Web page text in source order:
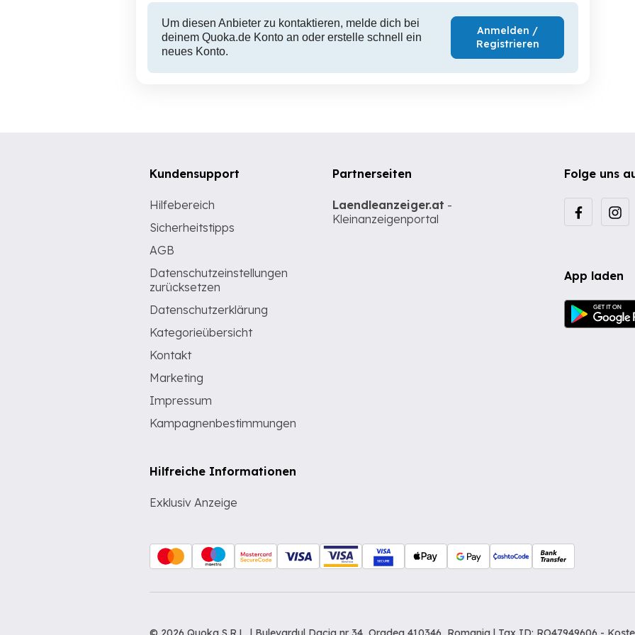
Um diesen Anbieter zu kontaktieren, melde dich bei
deinem Quoka.de Konto an oder erstelle schnell ein
neues Konto.
Anmelden /
Registrieren
Folge uns
App laden
Kundensupport
Hilfebereich
Sicherheitstipps
AGB
Datenschutzeinstellungen
zurücksetzen
Datenschutzerklärung
Kategorieübersicht
Kontakt
Marketing
Impressum
Kampagnenbestimmungen
Hilfreiche Informationen
Exklusiv Anzeige
Partnerseiten
Laendleanzeiger.at -
Kleinanzeigenportal